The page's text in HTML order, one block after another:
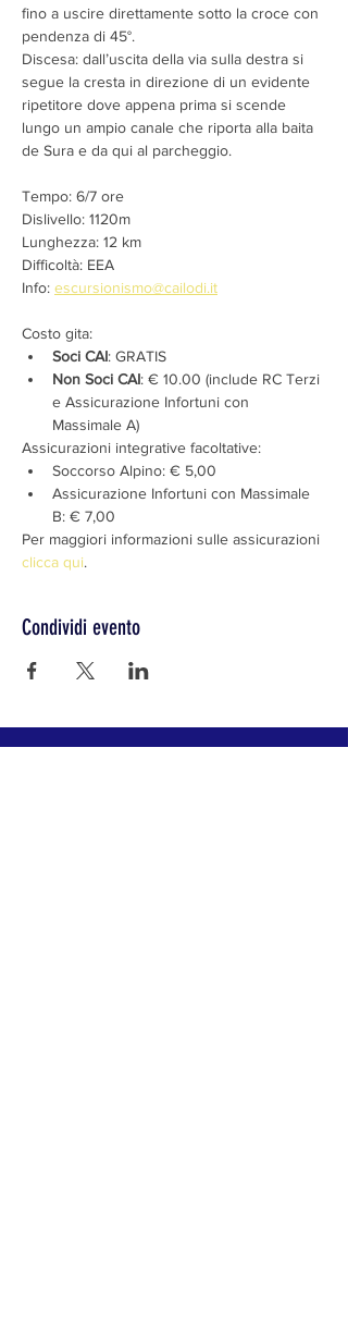
fino a uscire direttamente sotto la croce con
pendenza di 45°.
Discesa: dall’uscita della via sulla destra si
segue la cresta in direzione di un evidente
ripetitore dove appena prima si scende
lungo un ampio canale che riporta alla baita
de Sura e da qui al parcheggio.
Tempo: 6/7 ore
Dislivello: 1120m
Lunghezza: 12 km
Difficoltà: EEA
Info: escursionismo@cailodi.it
Costo gita:
Soci CAI: GRATIS
Non Soci CAI: € 10.00 (include RC Terzi
e Assicurazione Infortuni con
Massimale A)
Assicurazioni integrative facoltative:
Soccorso Alpino: € 5,00
Assicurazione Infortuni con Massimale
B: € 7,00
Per maggiori informazioni sulle assicurazioni
clicca qui.
Condividi evento